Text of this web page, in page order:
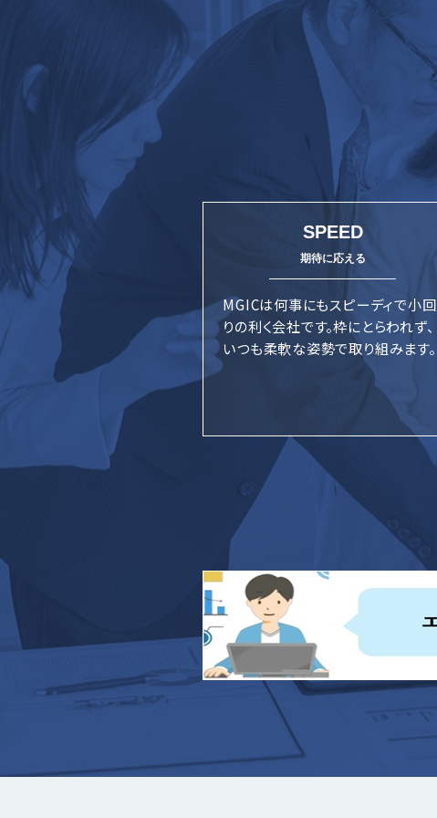
SPEED
MGICは何事にもスピーディで小回
りの利く会社です。枠にとらわれず、
いつも柔軟な姿勢で取り組みます。